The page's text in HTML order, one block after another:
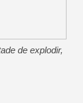
de explodir,